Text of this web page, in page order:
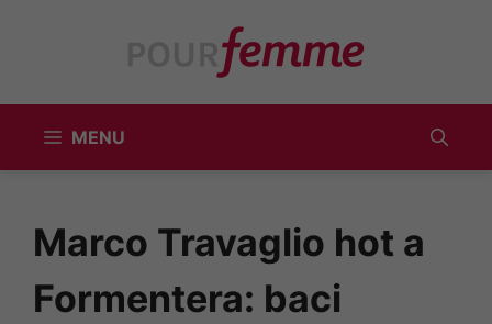
MENU
Marco Travaglio hot a
Formentera: baci